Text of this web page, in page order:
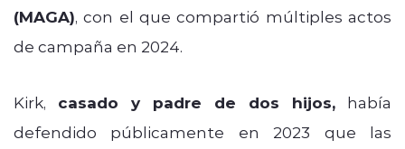
(MAGA), con el que compartió múltiples actos
de campaña en 2024.
Kirk, casado y padre de dos hijos, había
defendido públicamente en 2023 que las